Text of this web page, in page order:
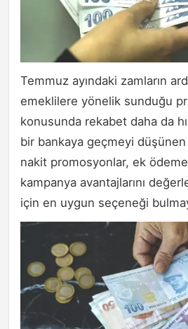
Temmuz ayındaki zamların
emeklilere yönelik sunduğu
konusunda rekabet daha da
bir bankaya geçmeyi
nakit promosyonlar, ek ödeme
kampanya avantajlarını
için en uygun seçeneği